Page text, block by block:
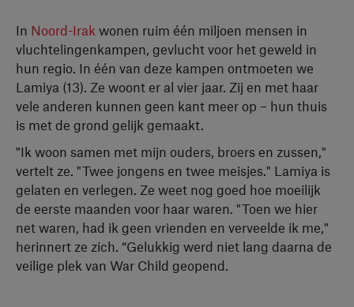
In Noord-Irak wonen ruim één miljoen mensen in
vluchtelingenkampen, gevlucht voor het geweld in
hun regio. In één van deze kampen ontmoeten we
Lamiya (13). Ze woont er al vier jaar. Zij en met haar
vele anderen kunnen geen kant meer op – hun thuis
is met de grond gelijk gemaakt.
"Ik woon samen met mijn ouders, broers en zussen,"
vertelt ze. "Twee jongens en twee meisjes." Lamiya is
gelaten en verlegen. Ze weet nog goed hoe moeilijk
de eerste maanden voor haar waren. "Toen we hier
net waren, had ik geen vrienden en verveelde ik me,"
herinnert ze zich. “Gelukkig werd niet lang daarna de
veilige plek van War Child geopend.